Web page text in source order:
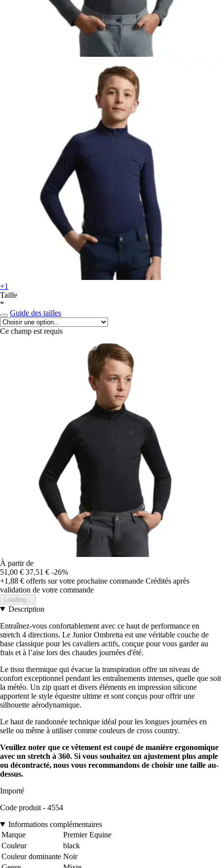
+1
Taille
*
Guide des tailles
Ce champ est requis
À partir de
51,00 € 37,51 € -26%
+1,88 € offerts sur votre prochaine commande Crédités après
validation de votre commande
Loading...
Description
Entraînez-vous confortablement avec ce haut de performance en
stretch 4 directions. Le Junior Ombretta est une véritable couche de
base classique pour les cavaliers actifs, conçue pour vous garder au
frais et à l’aise lors des chaudes journées d'été.
Le tissu thermique qui évacue la transpiration offre un niveau de
confort exceptionnel pendant les entraînements intenses, quelle que soit
la météo. Un zip quart et divers éléments en impression silicone
apportent le style équestre ultime et sont conçus pour offrir une
silhouette aérodynamique.
Le haut de randonnée technique idéal pour les longues journées en
selle ou même à utiliser comme couleurs de cross country.
Veuillez noter que ce vêtement est coupé de manière ergonomique
avec un stretch à 360. Si vous souhaitez un ajustement plus ample
ou décontracté, nous vous recommandons de choisir une taille au-
dessus.
Importé
Code produit - 4554
Informations complémentaires
Marque
Premier Equine
Couleur
black
Couleur dominante Noir